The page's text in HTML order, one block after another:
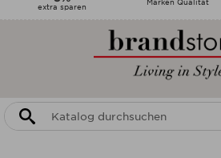
extra sparen Marken Qualität